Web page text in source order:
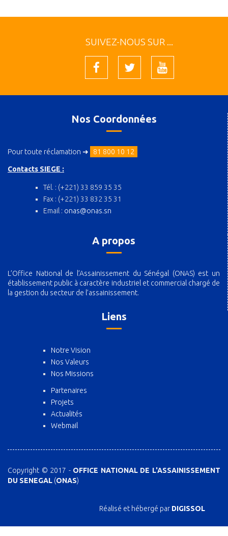
SUIVEZ-NOUS SUR ...
Nos Coordonnées
Pour toute réclamation ➜ 81 800 10 12
Contacts SIEGE :
Tél. : (+221) 33 859 35 35
Fax : (+221) 33 832 35 31
Email : onas@onas.sn
A propos
L’Office National de l’Assainissement du Sénégal (ONAS) est un
établissement public à caractère industriel et commercial chargé de
la gestion du secteur de l’assainissement.
Liens
Notre Vision
Nos Valeurs
Nos Missions
Partenaires
Projets
Actualités
Webmail
Copyright © 2017 -OFFICE NATIONAL DE L'ASSAINISSEMENT
DU SENEGAL (ONAS)
Réalisé et hébergé par DIGISSOL